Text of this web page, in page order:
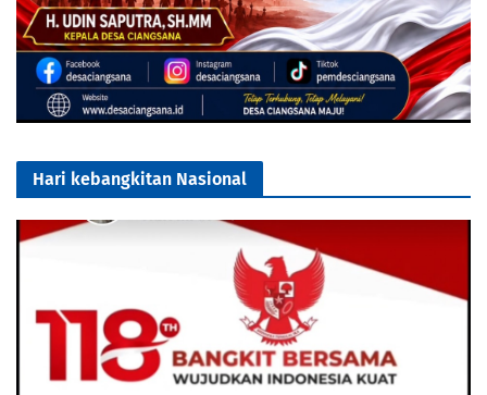
Hari kebangkitan Nasional